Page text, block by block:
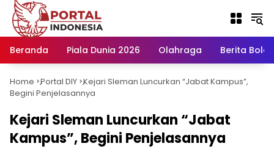
Langsung
konten
Beranda
Piala Dunia 2026 Olahraga Berita Bola
Home -
Portal DIY -
Kejari Sleman Luncurkan “Jabat Kampus”,
Begini Penjelasannya
Kejari Sleman Luncurkan “Jabat
Kampus”, Begini Penjelasannya